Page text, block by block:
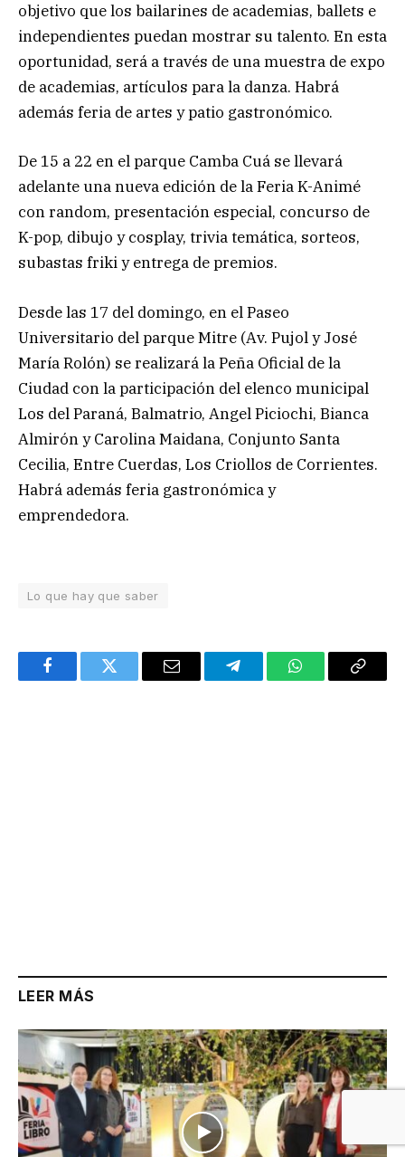
objetivo que los bailarines de academias, ballets e
independientes puedan mostrar su talento. En esta
oportunidad, será a través de una muestra de expo
de academias, artículos para la danza. Habrá
además feria de artes y patio gastronómico.
De 15 a 22 en el parque Camba Cuá se llevará
adelante una nueva edición de la Feria K-Animé
con random, presentación especial, concurso de
K-pop, dibujo y cosplay, trivia temática, sorteos,
subastas friki y entrega de premios.
Desde las 17 del domingo, en el Paseo
Universitario del parque Mitre (Av. Pujol y José
María Rolón) se realizará la Peña Oficial de la
Ciudad con la participación del elenco municipal
Los del Paraná, Balmatrio, Angel Piciochi, Bianca
Almirón y Carolina Maidana, Conjunto Santa
Cecilia, Entre Cuerdas, Los Criollos de Corrientes.
Habrá además feria gastronómica y
emprendedora.
Lo que hay que saber
FacebookTwitter Email TelegramWhatsAppCopy
LEER MÁS